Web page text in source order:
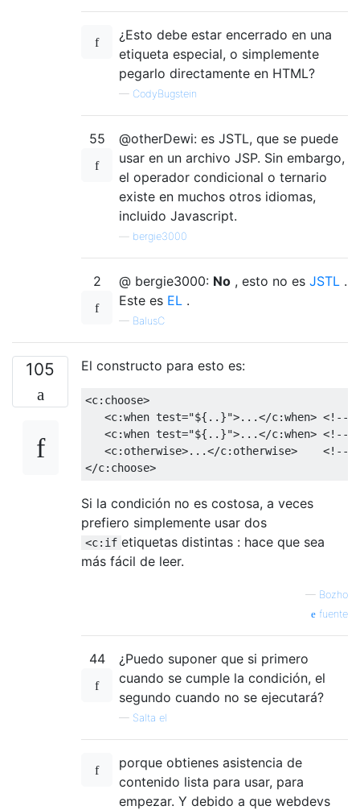
¿Esto debe estar encerrado en una
etiqueta especial, o simplemente
pegarlo directamente en HTML?
— CodyBugstein
55
@otherDewi: es JSTL, que se puede
usar en un archivo JSP. Sin embargo,
el operador condicional o ternario
existe en muchos otros idiomas,
incluido Javascript.
bergie3000
2 @ bergie3000: No , esto no es JSTL .
Este es EL .
— BalusC
105 El constructo para esto es:
<c:choose>
<c:when test="${..}">...</c:when> <!--
<c:when test="${..}">...</c:when> <!--
<c:otherwise>...</c:otherwise>
<!--
</c:choose>
Si la condición no es costosa, a veces
prefiero simplemente usar dos
<c:if etiquetas distintas : hace que sea
más fácil de leer.
— Bozho
fuente
44
¿Puedo suponer que si primero
cuando se cumple la condición, el
segundo cuando no se ejecutará?
— Salta el
porque obtienes asistencia de
contenido lista para usar, para
empezar. Y debido a que webdevs